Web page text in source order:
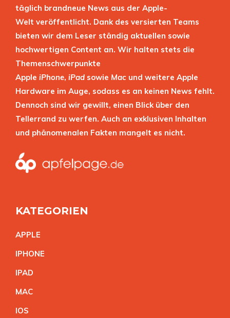
täglich brandneue News aus der Apple-
Welt veröffentlicht. Dank des versierten Teams
bieten wir dem Leser ständig aktuellen sowie
hochwertigen Content an. Wir halten stets die
Themenschwerpunkte
Apple iPhone, iPad sowie Mac und weitere Apple
Hardware im Auge, sodass es an keinen News fehlt.
Dennoch sind wir gewillt, einen Blick über den
Tellerrand zu werfen. Auch an exklusiven Inhalten
und phänomenalen Fakten mangelt es nicht.
KATEGORIEN
APPLE
IPHONE
IPAD
MAC
IOS